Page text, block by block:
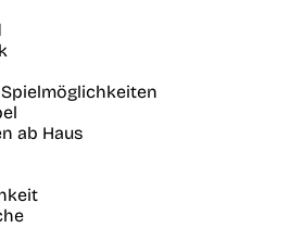
ab Haus